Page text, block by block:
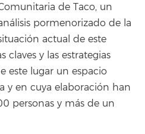
de Taco, un
pormenorizado de la
actual de este
claves y las estrategias
este lugar un espacio
y en cuya elaboración han
personas y más de un